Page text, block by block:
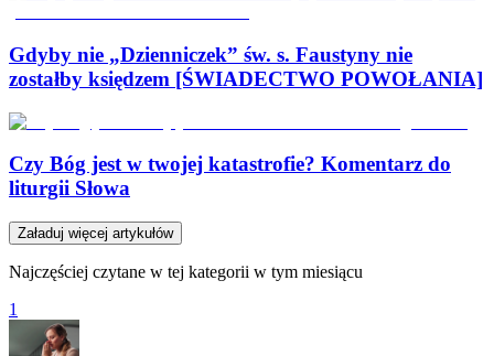
Gdyby nie „Dzienniczek” św. s. Faustyny nie
zostałby księdzem [ŚWIADECTWO POWOŁANIA]
Czy Bóg jest w twojej katastrofie? Komentarz do
liturgii Słowa
Załaduj więcej artykułów
Najczęściej czytane w tej kategorii w tym miesiącu
1